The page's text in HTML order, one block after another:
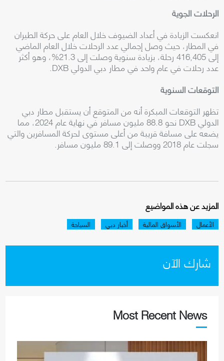
الرحلات الجوية
انعكست الزيادة في أعداد الضيوف خلال العام على حركة الطيران
في المطار، حيث وصل إجمالي عدد الرحلات خلال العام الماضي
إلى 416,405 رحلة، بزيادة سنوية وصلت إلى 21.3%، وهو أكثر
عدد رحلات في عام واحد في مطار دبي الدولي DXB.
التوقعات السنوية
تظهر التوقعات المبكرة أنه من المتوقع أن يستقبل مطار دبي
الدولي DXB نحو 88.8 مليون مسافر في نهاية عام 2024، مما
يضعه على مسافة قريبة من أعلى مستوى لحركة المسافرين والتي
سجلت عام 2018 ووصلت إلى 89.1 مليون مسافر.
المزيد عن هذه المواضيع
الأعمال الأسواق المالية أخبار دبي السياحة
شارك الآن
Most Recent News